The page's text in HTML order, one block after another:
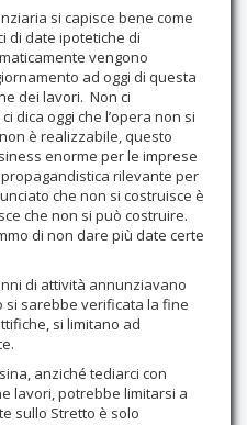
si capisce bene come
di date ipotetiche di
vengono
ad oggi di questa
dei lavori. Non ci
dica oggi che l’opera non si
è realizzabile, questo
enorme per le imprese
rilevante per
che non si costruisce è
che non si può costruire.
di non dare più date certe
di attività annunziavano
si sarebbe verificata la fine
si limitano ad
anziché tediarci con
lavori, potrebbe limitarsi a
sullo Stretto è solo